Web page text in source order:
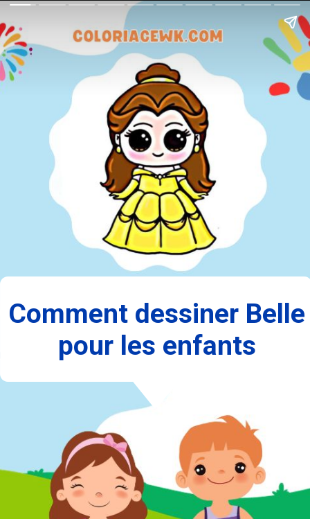
Comment dessiner Belle
pour les enfants